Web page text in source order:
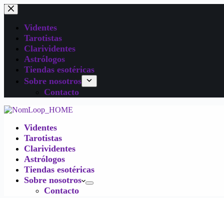
Videntes
Tarotistas
Clarividentes
Astrólogos
Tiendas esotéricas
Sobre nosotros
Contacto
Videntes
Tarotistas
Clarividentes
Astrólogos
Tiendas esotéricas
Sobre nosotros
Contacto